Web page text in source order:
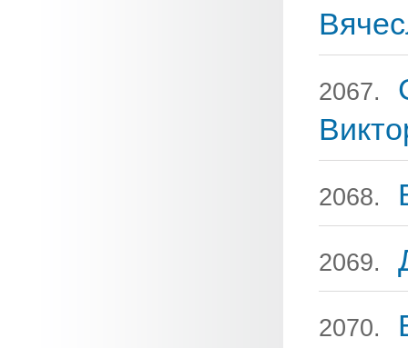
2067.
2068.
2069.
2070.